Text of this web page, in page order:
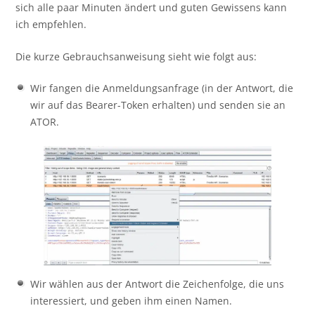
sich alle paar Minuten ändert und guten Gewissens kann
ich empfehlen.
Die kurze Gebrauchsanweisung sieht wie folgt aus:
Wir fangen die Anmeldungsanfrage (in der Antwort, die
wir auf das Bearer-Token erhalten) und senden sie an
ATOR.
Wir wählen aus der Antwort die Zeichenfolge, die uns
interessiert, und geben ihm einen Namen.